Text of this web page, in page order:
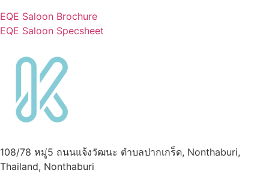
EQE Saloon Brochure
EQE Saloon Specsheet
108/78 หมู่5 ถนนแจ้งวัฒนะ ตำบลปากเกร็ด, Nonthaburi,
Thailand, Nonthaburi